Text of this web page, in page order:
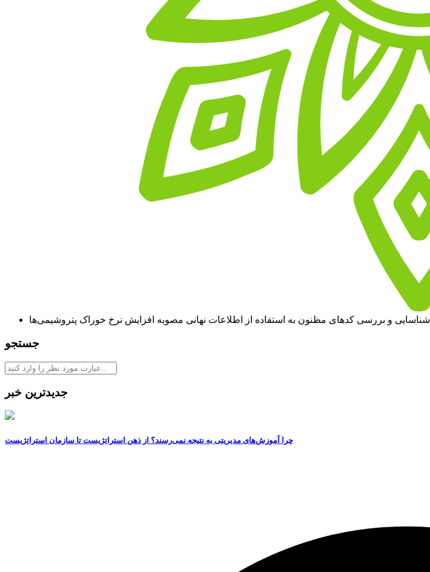
شناسایی و بررسی کدهای مظنون به استفاده از اطلاعات نهانی مصوبه افزایش نرخ خوراک پتروشیمی‌ها
جستجو
جدیدترین خبر
چرا آموزش‌های مدیریتی به نتیجه نمی‌رسند؟ از ذهن استراتژیست تا سازمان استراتژیست